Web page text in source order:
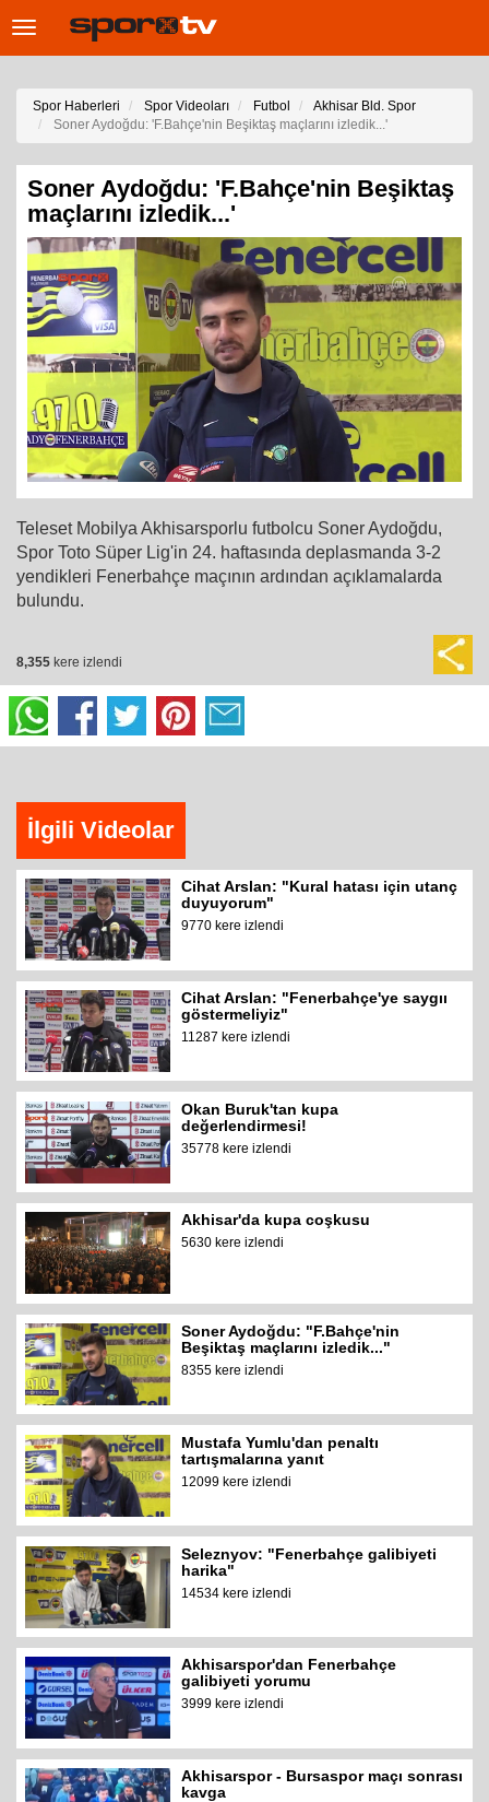
Toggle
Spor Haberleri Spor Videoları Futbol
Akhisar Bld. Spor
Soner Aydoğdu: 'F.Bahçe'nin Beşiktaş maçlarını izledik...'
Soner Aydoğdu: 'F.Bahçe'nin Beşiktaş
maçlarını izledik...'
Teleset Mobilya Akhisarsporlu futbolcu Soner Aydoğdu,
Spor Toto Süper Lig'in 24. haftasında deplasmanda 3-2
yendikleri Fenerbahçe maçının ardından açıklamalarda
bulundu.
8,355 kere izlendi
İlgili Videolar
Cihat Arslan: "Kural hatası için utanç
duyuyorum"
9770 kere izlendi
Cihat Arslan: "Fenerbahçe'ye saygıı
göstermeliyiz"
11287 kere izlendi
Okan Buruk'tan kupa
değerlendirmesi!
35778 kere izlendi
Akhisar'da kupa coşkusu
5630 kere izlendi
Soner Aydoğdu: "F.Bahçe'nin
Beşiktaş maçlarını izledik..."
8355 kere izlendi
Mustafa Yumlu'dan penaltı
tartışmalarına yanıt
12099 kere izlendi
Seleznyov: "Fenerbahçe galibiyeti
harika"
14534 kere izlendi
Akhisarspor'dan Fenerbahçe
galibiyeti yorumu
3999 kere izlendi
Akhisarspor - Bursaspor maçı sonrası
kavga